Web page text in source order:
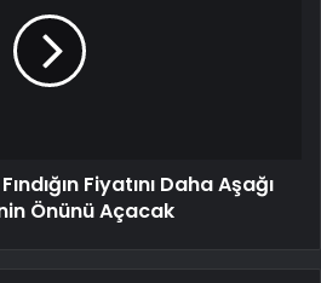
Fiyatını Daha Aşağı
Önünü Açacak